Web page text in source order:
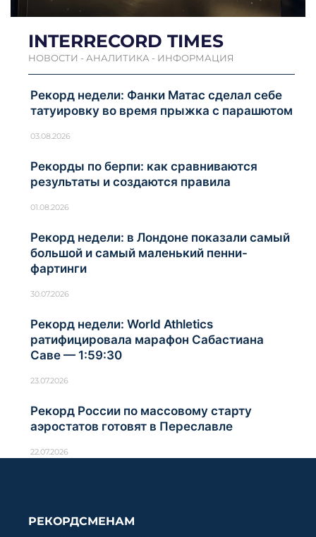
INTERRECORD TIMES
НОВОСТИ - АНАЛИТИКА - ИНФОРМАЦИЯ
Рекорд недели: Фанки Матас сделал себе
татуировку во время прыжка с парашютом
03.08.2026
Рекорды по берпи: как сравниваются
результаты и создаются правила
01.08.2026
Рекорд недели: в Лондоне показали самый
большой и самый маленький пенни-
фартинги
30.07.2026
Рекорд недели: World Athletics
ратифицировала марафон Сабастиана
Саве — 1:59:30
23.07.2026
Рекорд России по массовому старту
аэростатов готовят в Переславле
22.07.2026
РЕКОРДСМЕНАМ